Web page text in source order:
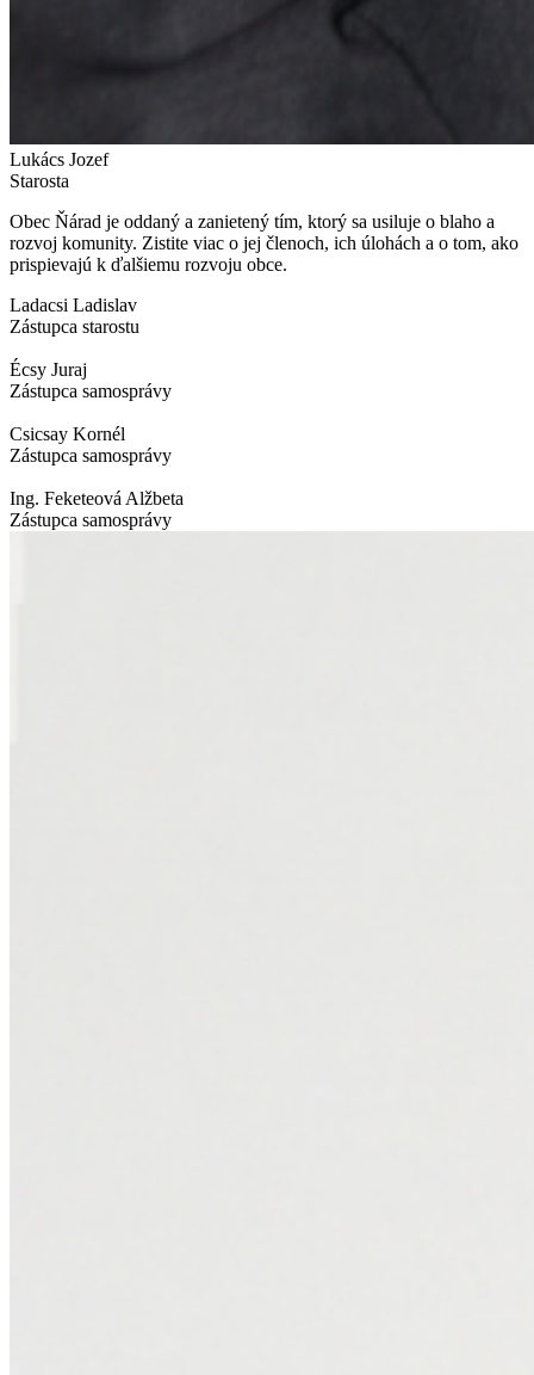
Lukács Jozef
Starosta
Obec Ňárad je oddaný a zanietený tím, ktorý sa usiluje o blaho a
rozvoj komunity. Zistite viac o jej členoch, ich úlohách a o tom, ako
prispievajú k ďalšiemu rozvoju obce.
Ladacsi Ladislav
Zástupca starostu
Écsy Juraj
Zástupca samosprávy
Csicsay Kornél
Zástupca samosprávy
Ing. Feketeová Alžbeta
Zástupca samosprávy